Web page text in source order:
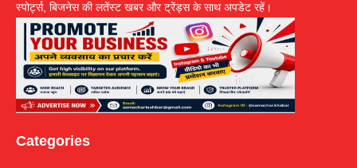
स्पोर्ट्स, बिजनेस की लतेंस्ट खबर और ट्रेंड्स के साथ अपडेट रहें।
Categories